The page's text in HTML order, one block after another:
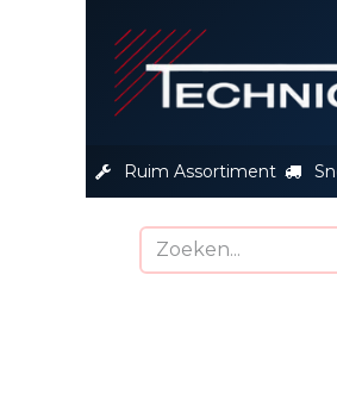
Ruim Assortiment